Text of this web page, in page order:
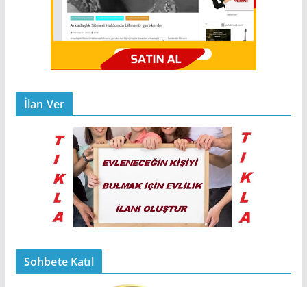
İlan Ver
Sohbete Katıl